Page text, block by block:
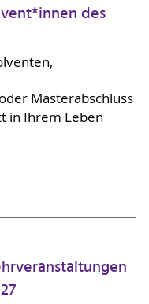
des
Masterabschluss
in Ihrem Leben